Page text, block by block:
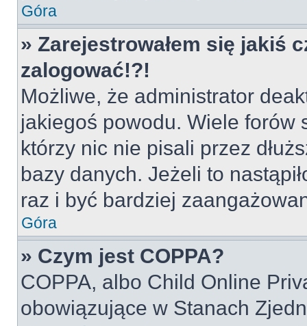
Góra
» Zarejestrowałem się jakiś
zalogować!?!
Możliwe, że administrator
jakiegoś powodu. Wiele forów
którzy nic nie pisali przez
bazy danych. Jeżeli to
raz i być bardziej
Góra
» Czym jest COPPA?
COPPA, albo Child Online
obowiązujące w Stanach